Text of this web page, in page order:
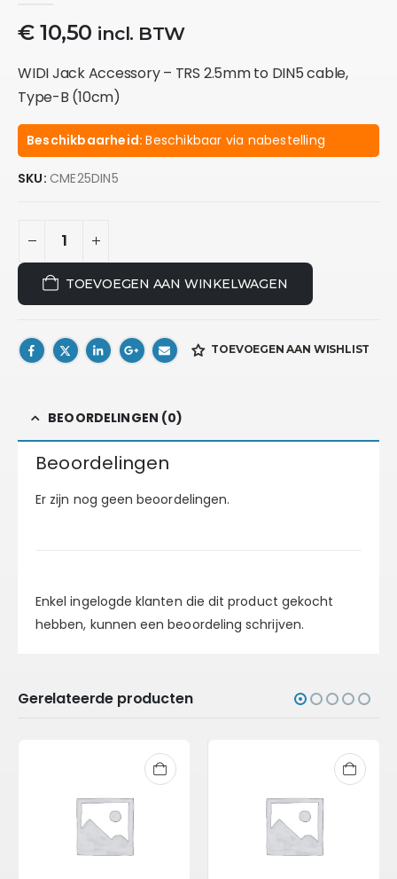
€10,50 incl. BTW
WIDI Jack Accessory – TRS 2.5mm to DIN5 cable,
Type-B (10cm)
Beschikbaarheid:Beschikbaar via nabestelling
SKU: CME25DIN5
TOEVOEGEN AAN WINKELWAGEN
TOEVOEGEN AAN WISHLIST
BEOORDELINGEN (0)
Beoordelingen
Er zijn nog geen beoordelingen.
Enkel ingelogde klanten die dit product gekocht
hebben, kunnen een beoordeling schrijven.
Gerelateerde producten